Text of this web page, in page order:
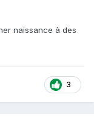
naissance à des
3